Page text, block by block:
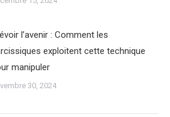
l’avenir : Comment les
exploitent cette technique
manipuler
30, 2024